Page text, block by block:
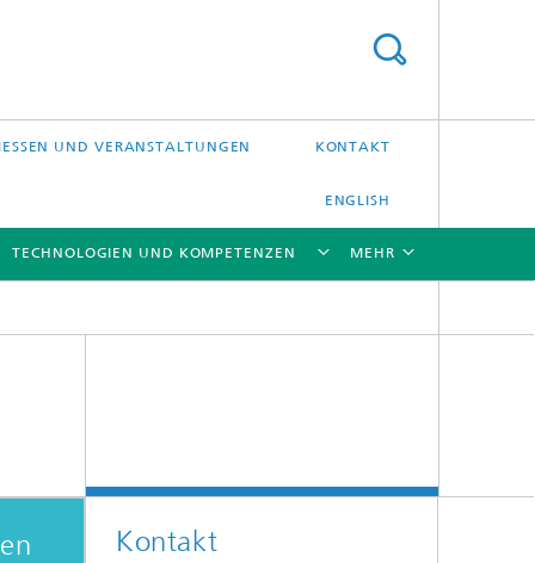
UND VERANSTALTUNGEN KONTAKT
ENGLISH
TECHNOLOGIEN UND KOMPETENZEN
Laserschweißen
MEHR
Kontakt